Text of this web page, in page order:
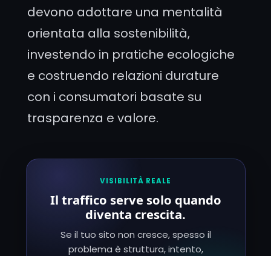
devono adottare una mentalità
orientata alla sostenibilità,
investendo in pratiche ecologiche
e costruendo relazioni durature
con i consumatori basate su
trasparenza e valore.
VISIBILITÀ REALE
Il traffico serve solo quando
diventa crescita.
Se il tuo sito non cresce, spesso il
problema è struttura, intento,